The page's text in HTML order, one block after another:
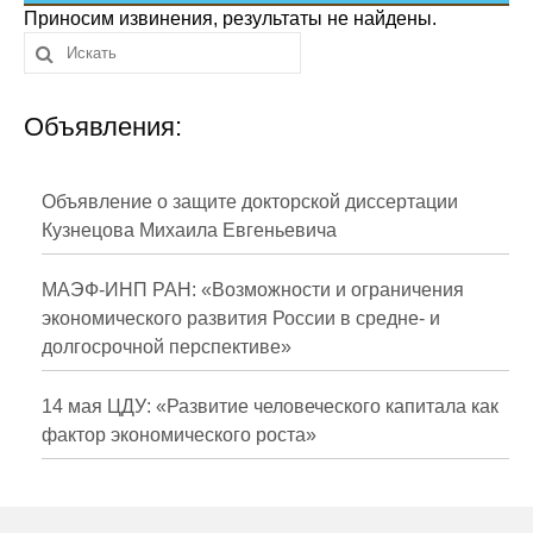
Сотрудники
Отчетность
Противодействие коррупции
Публикации
Научная жизнь
Издания
Проблемы прогнозирования
О журнале
Приносим извинения, результаты не найдены.
Объявления:
Объявление о защите докторской диссертации
Кузнецова Михаила Евгеньевича
МАЭФ-ИНП РАН: «Возможности и ограничения
экономического развития России в средне- и
долгосрочной перспективе»
14 мая ЦДУ: «Развитие человеческого капитала как
фактор экономического роста»